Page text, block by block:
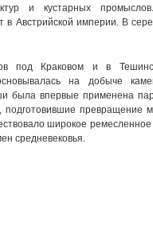
и кустарных
Австрийской империи. В
под Краковом и в
на добыче
была впервые применена
подготовившие превращение
широкое ремесленное
средневековья.